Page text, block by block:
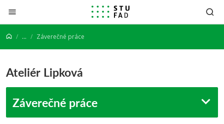
Prejsť na obsah
... Záverečné práce
Ateliér Lipková
Záverečné práce